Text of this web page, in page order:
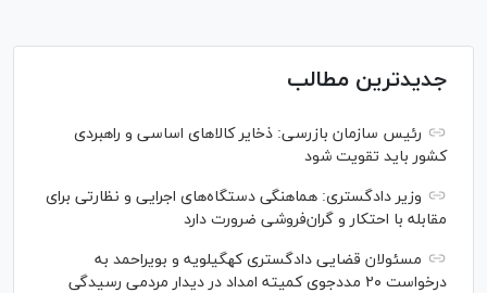
جدیدترین مطالب
رئیس سازمان بازرسی: ذخایر کالاهای اساسی و راهبردی
کشور باید تقویت شود
وزیر دادگستری: هماهنگی دستگاه‌های اجرایی و نظارتی برای
مقابله با احتکار و گران‌فروشی ضرورت دارد
مسئولان قضایی دادگستری کهگیلویه و بویراحمد به
درخواست‌ ۲۰ مددجوی کمیته امداد در دیدار مردمی رسیدگی